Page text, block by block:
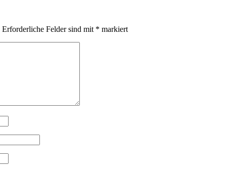
Erforderliche Felder sind mit * markiert